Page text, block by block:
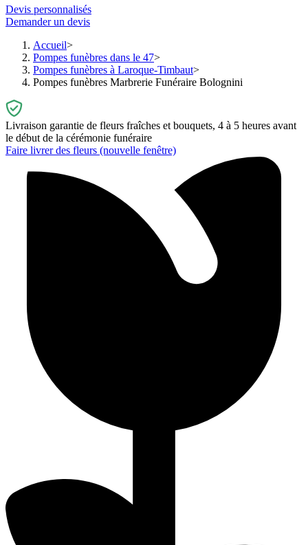
Devis personnalisés
Demander un devis
Accueil
Pompes funèbres dans le 47
Pompes funèbres à Laroque-Timbaut
Pompes funèbres Marbrerie Funéraire Bolognini
Livraison garantie de fleurs fraîches et bouquets, 4 à 5 heures avant
le début de la cérémonie funéraire
Faire livrer des fleurs (nouvelle fenêtre)